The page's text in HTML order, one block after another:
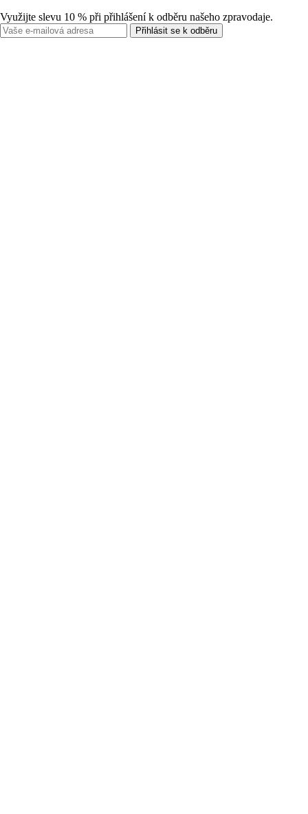
Využijte slevu 10 % při přihlášení k odběru našeho zpravodaje.
Přihlásit se k odběru